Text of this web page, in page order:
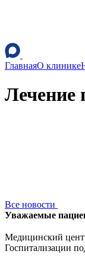
ГлавнаяО клинике
Лечение
Все новости
Уважаемые
Медицинский
Госпитализации